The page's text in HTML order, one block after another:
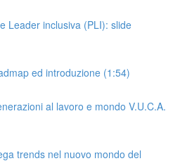
Leader inclusiva (PLI): slide
ed introduzione (1:54)
al lavoro e mondo V.U.C.A.
trends nel nuovo mondo del